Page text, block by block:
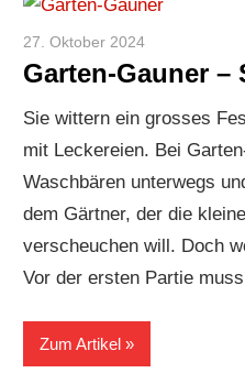
27. Oktober 2024
Garten-Gauner –
Sie wittern ein grosses
mit Leckereien. Bei
Waschbären unterwegs
dem Gärtner, der die
verscheuchen will. Doch
Vor der ersten Partie muss
Zum Artikel